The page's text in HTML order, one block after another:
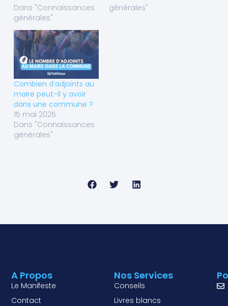
Dans "Connaissances
générales"
générales"
Combien d’adjoints au
maire peut-il y avoir
dans une commune ?
15 mai 2025
Dans "Connaissances
générales"
Nos Services
Conseils
Livres blancs
A Propos
Le Manifeste
Contact